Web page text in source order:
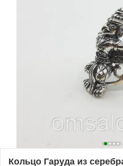
Кольцо Гаруда из